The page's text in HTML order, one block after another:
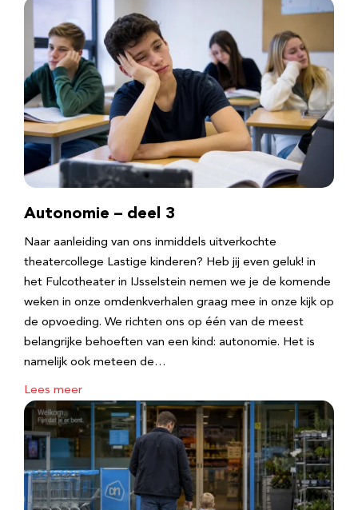
Autonomie – deel 3
Naar aanleiding van ons inmiddels uitverkochte
theatercollege Lastige kinderen? Heb jij even geluk! in
het Fulcotheater in IJsselstein nemen we je de komende
weken in onze omdenkverhalen graag mee in onze kijk op
de opvoeding. We richten ons op één van de meest
belangrijke behoeften van een kind: autonomie. Het is
namelijk ook meteen de…
Lees meer